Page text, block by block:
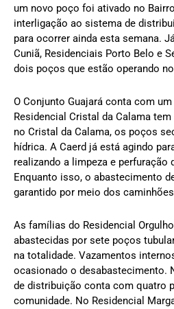
um novo poço foi ativado no
interligação ao sistema de
para ocorrer ainda esta semana.
Cuniã, Residenciais Porto Belo e
dois poços que estão operando
O Conjunto Guajará conta com
Residencial Cristal da Calama
no Cristal da Calama, os poços
hídrica. A Caerd já está agindo
realizando a limpeza e perfuração
Enquanto isso, o abastecimento
garantido por meio dos
As famílias do Residencial
abastecidas por sete poços
na totalidade. Vazamentos
ocasionado o desabastecimento.
de distribuição conta com quatro
comunidade. No Residencial